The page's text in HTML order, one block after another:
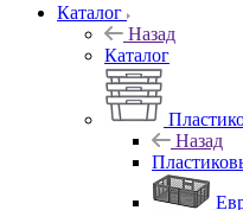
Каталог
Назад
Каталог
Назад